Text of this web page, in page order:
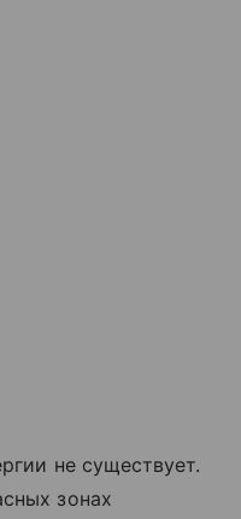
не существует.
зонах